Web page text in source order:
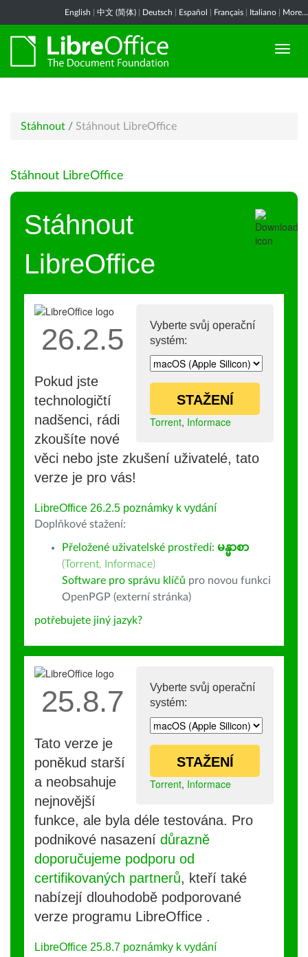
English 中文 (简体) Deutsch Español Français Italiano More...
Stáhnout / Stáhnout LibreOffice
Stáhnout LibreOffice
Stáhnout
LibreOffice
Vyberte svůj operační
systém:
STAŽENÍ
Torrent, Informace
26.2.5
Pokud jste
technologičtí
nadšenci, rádi
zkoušíte nové
věci nebo jste zkušení uživatelé, tato
verze je pro vás!
LibreOffice 26.2.5 poznámky k vydání
Doplňkové stažení:
Přeložené uživatelské prostředí: မန္မာစာ
(Torrent, Informace)
Software pro správu klíčů pro novou funkci
OpenPGP (externí stránka)
potřebujete jiný jazyk?
Vyberte svůj operační
systém:
STAŽENÍ
Torrent, Informace
25.8.7
Tato verze je
poněkud starší
a neobsahuje
nejnovější
funkce, ale byla déle testována. Pro
podnikové nasazení důrazně
doporučujeme podporu od
certifikovaných partnerů, kteří také
nabízejí dlouhodobě podporované
verze programu LibreOffice .
LibreOffice 25.8.7 poznámky k vydání